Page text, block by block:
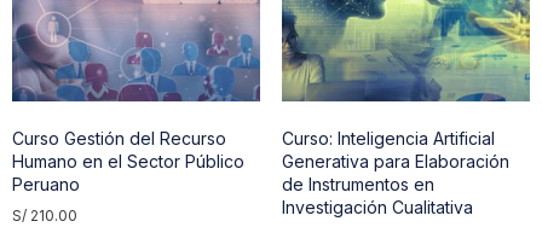
Curso Gestión del Recurso
Humano en el Sector Público
Peruano
S/ 210.00
Curso: Inteligencia Artificial
Generativa para Elaboración
de Instrumentos en
Investigación Cualitativa